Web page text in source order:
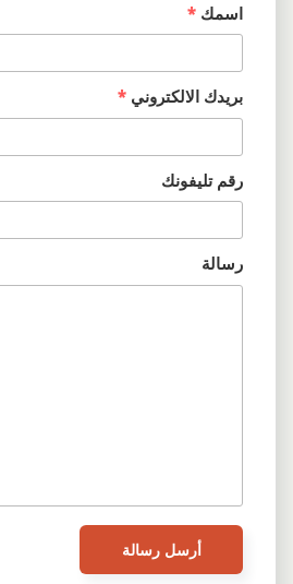
اسمك*
بريدك الالكتروني*
رقم تليفونك